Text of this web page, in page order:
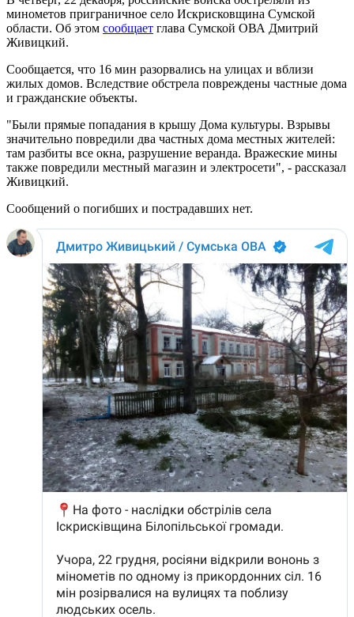
минометов приграничное село Искрисковщина Сумской
области. Об этом сообщает глава Сумской ОВА Дмитрий
Живицкий.
Сообщается, что 16 мин разорвались на улицах и вблизи
жилых домов. Вследствие обстрела повреждены частные дома
и гражданские объекты.
"Были прямые попадания в крышу Дома культуры. Взрывы
значительно повредили два частных дома местных жителей:
там разбиты все окна, разрушение веранда. Вражеские мины
также повредили местный магазин и электросети", - рассказал
Живицкий.
Сообщений о погибших и пострадавших нет.